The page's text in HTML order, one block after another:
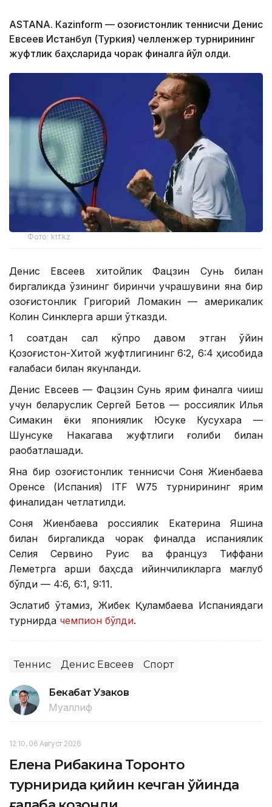
ASTANА. Кazinform — Қозоғистонлик теннисчи Денис
Евсеев Истанбул (Туркия) челленжер турнирининг
жуфтлик баҳсларида чорак финалга йўл олди.
Фото: ktf.kz
Денис Евсеев хитойлик Фацзин Сунь билан
биргаликда ўзининг биринчи учрашувини яна бир
қозоғистонлик Григорий Ломакин — америкалик
Колин Синклерга қарши ўтказди.
1 соатдан сал кўпроқ давом этган ўйин
Қозоғистон-Хитой жуфтлигининг 6:2, 6:4 ҳисобида
ғалабаси билан якунланди.
Денис Евсеев — Фацзин Сунь ярим финалга чиқиш
учун беларуслик Сергей Бетов — россиялик Илья
Симакин ёки япониялик Юсуке Кусухара —
Шунсуке Накагава жуфтлиги ғолиби билан
рақобатлашади.
Яна бир қозоғистонлик теннисчи Соня Жиенбаева
Оренсе (Испания) ITF W75 турнирининг ярим
финалидан четлатилди.
Соня Жиенбаева россиялик Екатерина Яшина
билан биргаликда чорак финалда испаниялик
Селия Сервино Руис ва француз Тиффани
Леметрга қарши баҳсда қийинчиликларга мағлуб
бўлди — 4:6, 6:1, 9:11.
Эслатиб ўтамиз, Жибек Қуламбаева Испаниядаги
турнирда чемпион бўлди.
Теннис Денис Евсеев Спорт
Бекабат Узаков
Муаллиф
12:10, 06 Август 2026
Елена Рибакина Торонто
турнирида қийин кечган ўйинда